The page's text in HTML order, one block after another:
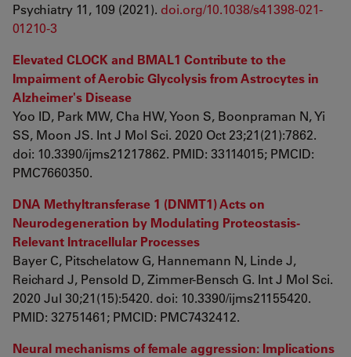
Psychiatry 11, 109 (2021). doi.org/10.1038/s41398-021-
01210-3
Elevated CLOCK and BMAL1 Contribute to the
Impairment of Aerobic Glycolysis from Astrocytes in
Alzheimer's Disease
Yoo ID, Park MW, Cha HW, Yoon S, Boonpraman N, Yi
SS, Moon JS. Int J Mol Sci. 2020 Oct 23;21(21):7862.
doi: 10.3390/ijms21217862. PMID: 33114015; PMCID:
PMC7660350.
DNA Methyltransferase 1 (DNMT1) Acts on
Neurodegeneration by Modulating Proteostasis-
Relevant Intracellular Processes
Bayer C, Pitschelatow G, Hannemann N, Linde J,
Reichard J, Pensold D, Zimmer-Bensch G. Int J Mol Sci.
2020 Jul 30;21(15):5420. doi: 10.3390/ijms21155420.
PMID: 32751461; PMCID: PMC7432412.
Neural mechanisms of female aggression: Implications